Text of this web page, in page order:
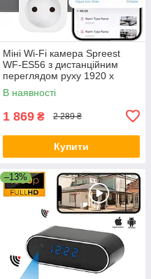
Міні Wi-Fi камера Spreest
WF-ES56 з дистанційним
переглядом руху 1920 x
1080P Білий
В наявності
1 869 ₴ 2 289 ₴
Купити
–13%